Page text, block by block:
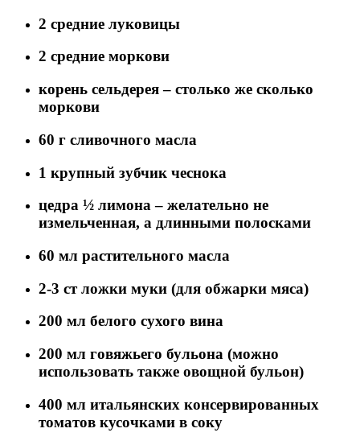
2 средние луковицы
2 средние моркови
корень сельдерея – столько же сколько
моркови
60 г сливочного масла
1 крупный зубчик чеснока
цедра ½ лимона – желательно не
измельченная, а длинными полосками
60 мл растительного масла
2-3 ст ложки муки (для обжарки мяса)
200 мл белого сухого вина
200 мл говяжьего бульона (можно
использовать также овощной бульон)
400 мл итальянских консервированных
томатов кусочками в соку